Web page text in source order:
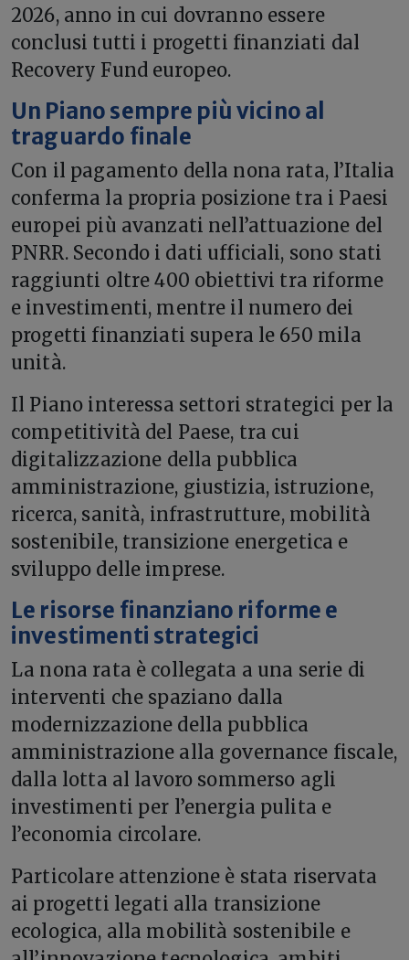
2026, anno in cui dovranno essere
conclusi tutti i progetti finanziati dal
Recovery Fund europeo.
Un Piano sempre più vicino al
traguardo finale
Con il pagamento della nona rata, l’Italia
conferma la propria posizione tra i Paesi
europei più avanzati nell’attuazione del
PNRR. Secondo i dati ufficiali, sono stati
raggiunti oltre 400 obiettivi tra riforme
e investimenti, mentre il numero dei
progetti finanziati supera le 650 mila
unità.
Il Piano interessa settori strategici per la
competitività del Paese, tra cui
digitalizzazione della pubblica
amministrazione, giustizia, istruzione,
ricerca, sanità, infrastrutture, mobilità
sostenibile, transizione energetica e
sviluppo delle imprese.
Le risorse finanziano riforme e
investimenti strategici
La nona rata è collegata a una serie di
interventi che spaziano dalla
modernizzazione della pubblica
amministrazione alla governance fiscale,
dalla lotta al lavoro sommerso agli
investimenti per l’energia pulita e
l’economia circolare.
Particolare attenzione è stata riservata
ai progetti legati alla transizione
ecologica, alla mobilità sostenibile e